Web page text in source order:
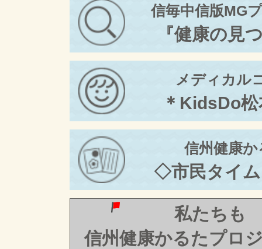
信毎中信版MG
『健康の見
メディカル
＊KidsDo
信州健康
◇市民タイ
私たちも
信州健康かるたプロ